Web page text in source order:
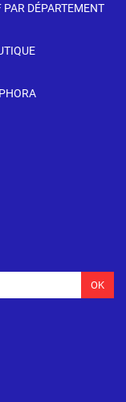
PAR DÉPARTEMENT
OK